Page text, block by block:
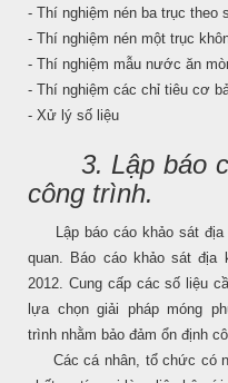
- Thí nghiệm nén ba trục theo
- Thí nghiệm nén một trục
- Thí nghiệm mẫu nước ăn
- Thí nghiệm các chỉ tiêu cơ
- Xử lý số liệu
3. Lập báo
công trình.
Lập báo cáo khảo sát địa
quan. Báo cáo khảo sát địa
2012. Cung cấp các số liệu
lựa chọn giải pháp móng
trình nhằm bảo đảm ổn định
Các cá nhân, tổ chức có